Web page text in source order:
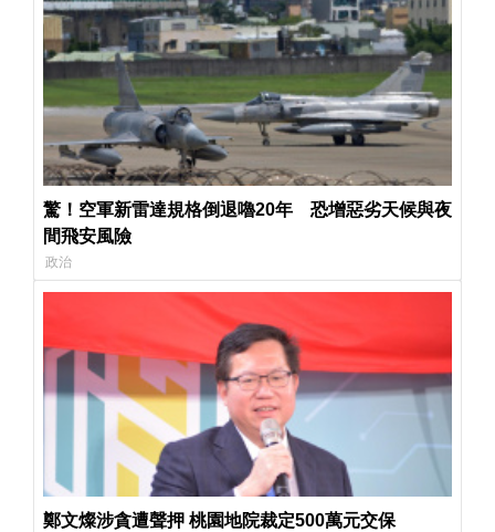
驚！空軍新雷達規格倒退嚕20年 恐增惡劣天候與夜
間飛安風險
政治
鄭文燦涉貪遭聲押 桃園地院裁定500萬元交保